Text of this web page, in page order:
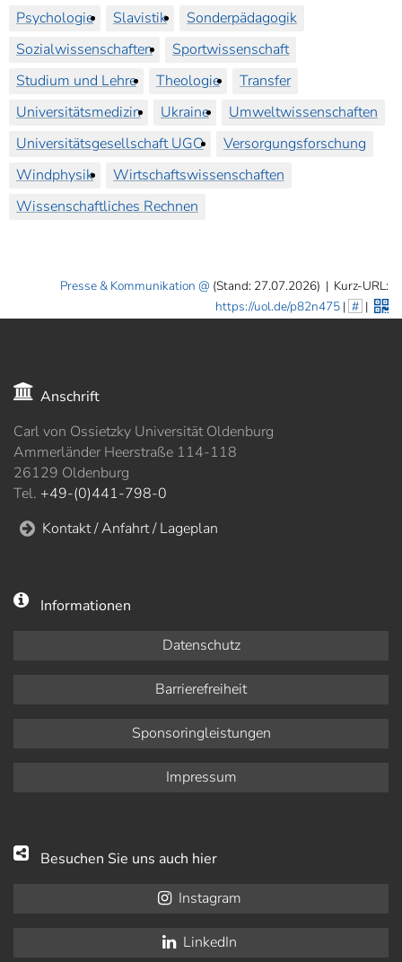
Psychologie
Slavistik
Sonderpädagogik
Sozialwissenschaften
Sportwissenschaft
Studium und Lehre
Theologie
Transfer
Universitätsmedizin
Ukraine
Umweltwissenschaften
Universitätsgesellschaft UGO
Versorgungsforschung
Windphysik
Wirtschaftswissenschaften
Wissenschaftliches Rechnen
Presse & Kommunikation (Stand: 27.07.2026) | Kurz-URL:
https://uol.de/p82n475| # |
Anschrift
Carl von Ossietzky Universität Oldenburg
Ammerländer Heerstraße 114-118
26129 Oldenburg
Tel. +49-(0)441-798-0
Kontakt / Anfahrt / Lageplan
Informationen
Datenschutz
Barrierefreiheit
Sponsoringleistungen
Impressum
Besuchen Sie uns auch hier
Instagram
LinkedIn